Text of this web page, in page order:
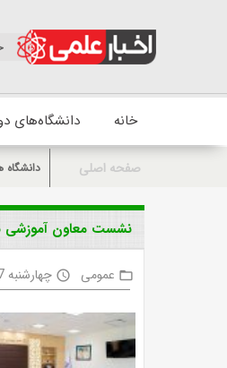
خانه دانشگاه‌های
صفحه اصلی دانشگاه
نشست معاون آموزشی
folder_open عمومی access_time چهارشنبه 17 خرداد 1402 ساعت 6:1